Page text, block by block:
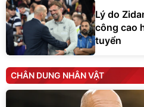
Lý do
công cao
tuyển
CHÂN DUNG NHÂN VẬT